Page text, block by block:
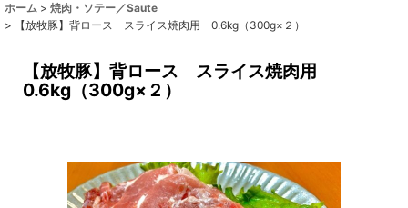
ホーム > 焼肉・ソテー／Saute
>
【放牧豚】背ロース スライス焼肉用 0.6kg（300g×２）
【放牧豚】背ロース スライス焼肉用
0.6kg（300g×２）